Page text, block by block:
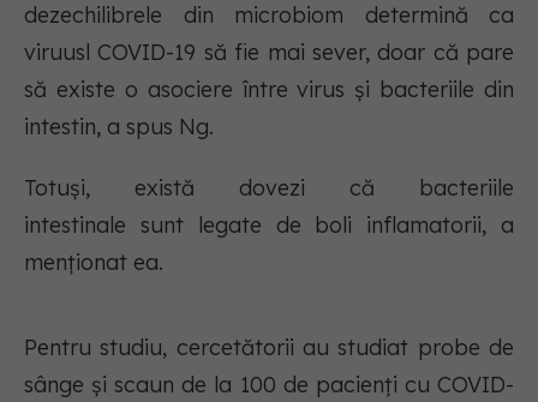
dezechilibrele din microbiom determină ca
viruusl COVID-19 să fie mai sever, doar că pare
să existe o asociere între virus și bacteriile din
intestin, a spus Ng.
Totuși, există dovezi că bacteriile
intestinale sunt legate de boli inflamatorii, a
menționat ea.
Pentru studiu, cercetătorii au studiat probe de
sânge și scaun de la 100 de pacienți cu COVID-